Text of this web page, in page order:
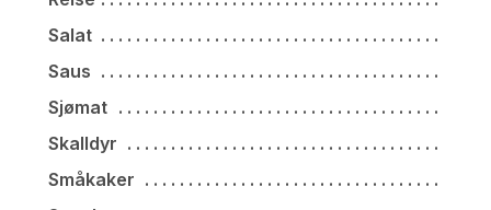
Salat
Saus
Sjømat
Skalldyr
Småkaker